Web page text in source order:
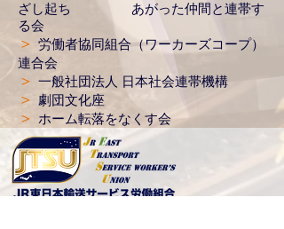
ざし起ち あがった仲間と連帯す
る会
＞ 労働者協同組合（ワーカーズコープ）
連合会
＞ 一般社団法人 日本社会連帯機構
＞ 劇団文化座
＞ ホーム転落をなくす会